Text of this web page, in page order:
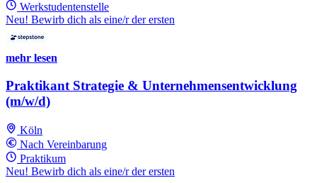
Werkstudentenstelle
Neu! Bewirb dich als eine/r der ersten
mehr lesen
Praktikant Strategie & Unternehmensentwicklung
(m/w/d)
Köln
Nach Vereinbarung
Praktikum
Neu! Bewirb dich als eine/r der ersten